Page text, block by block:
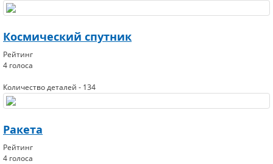
Космический спутник
Рейтинг
4 голоса
Количество деталей - 134
Ракета
Рейтинг
4 голоса